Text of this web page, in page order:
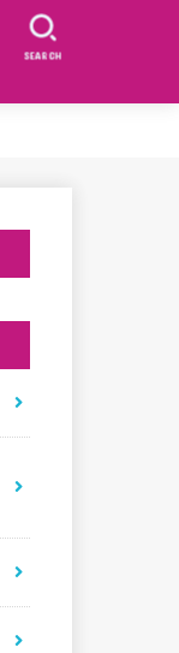
SEARCH